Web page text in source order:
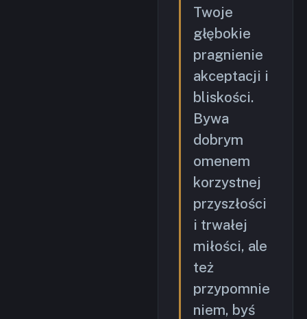
Twoje
głębokie
pragnienie
akceptacji i
bliskości.
Bywa
dobrym
omenem
korzystnej
przyszłości
i trwałej
miłości, ale
też
przypomnie
niem, byś